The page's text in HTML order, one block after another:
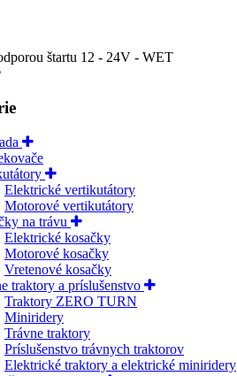
štartu 12 - 24V - WET
Elektrické vertikutátory
Motorové vertikutátory
na trávu
Elektrické kosačky
Motorové kosačky
Vretenové kosačky
traktory a príslušenstvo
Traktory ZERO TURN
Miniridery
Trávne traktory
Príslušenstvo trávnych traktorov
Elektrické traktory a elektrické miniridery